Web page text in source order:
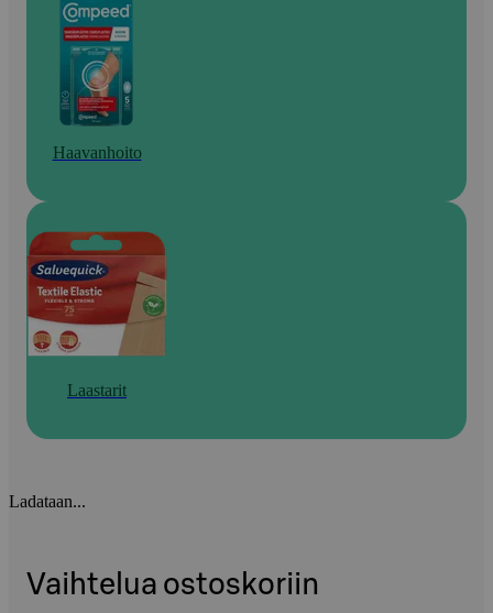
Haavanhoito
Laastarit
Ladataan...
Vaihtelua ostoskoriin